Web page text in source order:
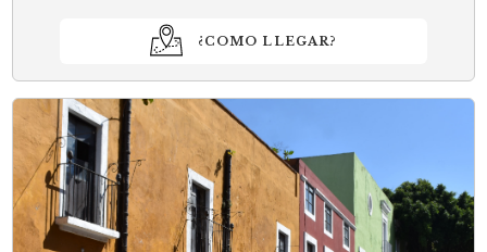
¿COMO LLEGAR?